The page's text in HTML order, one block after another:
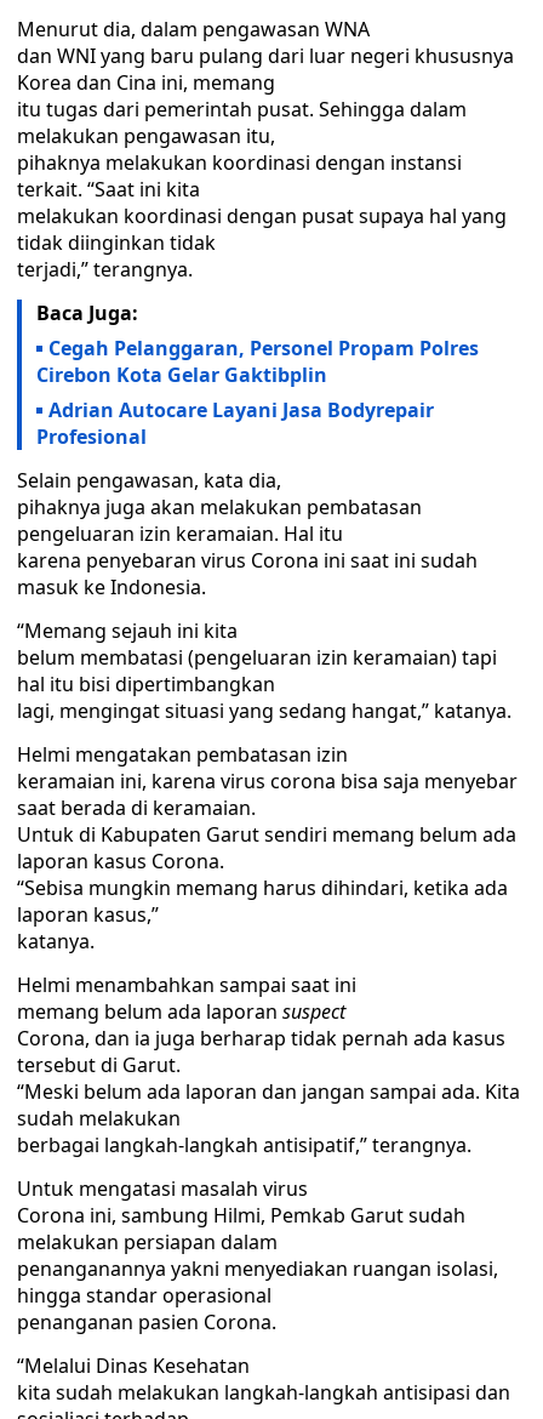
Menurut dia, dalam pengawasan WNA
dan WNI yang baru pulang dari luar negeri khususnya
Korea dan Cina ini, memang
itu tugas dari pemerintah pusat. Sehingga dalam
melakukan pengawasan itu,
pihaknya melakukan koordinasi dengan instansi
terkait. “Saat ini kita
melakukan koordinasi dengan pusat supaya hal yang
tidak diinginkan tidak
terjadi,” terangnya.
Baca Juga:
Cegah Pelanggaran, Personel Propam Polres
Cirebon Kota Gelar Gaktibplin
Adrian Autocare Layani Jasa Bodyrepair
Profesional
Selain pengawasan, kata dia,
pihaknya juga akan melakukan pembatasan
pengeluaran izin keramaian. Hal itu
karena penyebaran virus Corona ini saat ini sudah
masuk ke Indonesia.
“Memang sejauh ini kita
belum membatasi (pengeluaran izin keramaian) tapi
hal itu bisi dipertimbangkan
lagi, mengingat situasi yang sedang hangat,” katanya.
Helmi mengatakan pembatasan izin
keramaian ini, karena virus corona bisa saja menyebar
saat berada di keramaian.
Untuk di Kabupaten Garut sendiri memang belum ada
laporan kasus Corona.
“Sebisa mungkin memang harus dihindari, ketika ada
laporan kasus,”
katanya.
Helmi menambahkan sampai saat ini
memang belum ada laporan suspect
Corona, dan ia juga berharap tidak pernah ada kasus
tersebut di Garut.
“Meski belum ada laporan dan jangan sampai ada. Kita
sudah melakukan
berbagai langkah-langkah antisipatif,” terangnya.
Untuk mengatasi masalah virus
Corona ini, sambung Hilmi, Pemkab Garut sudah
melakukan persiapan dalam
penanganannya yakni menyediakan ruangan isolasi,
hingga standar operasional
penanganan pasien Corona.
“Melalui Dinas Kesehatan
kita sudah melakukan langkah-langkah antisipasi dan